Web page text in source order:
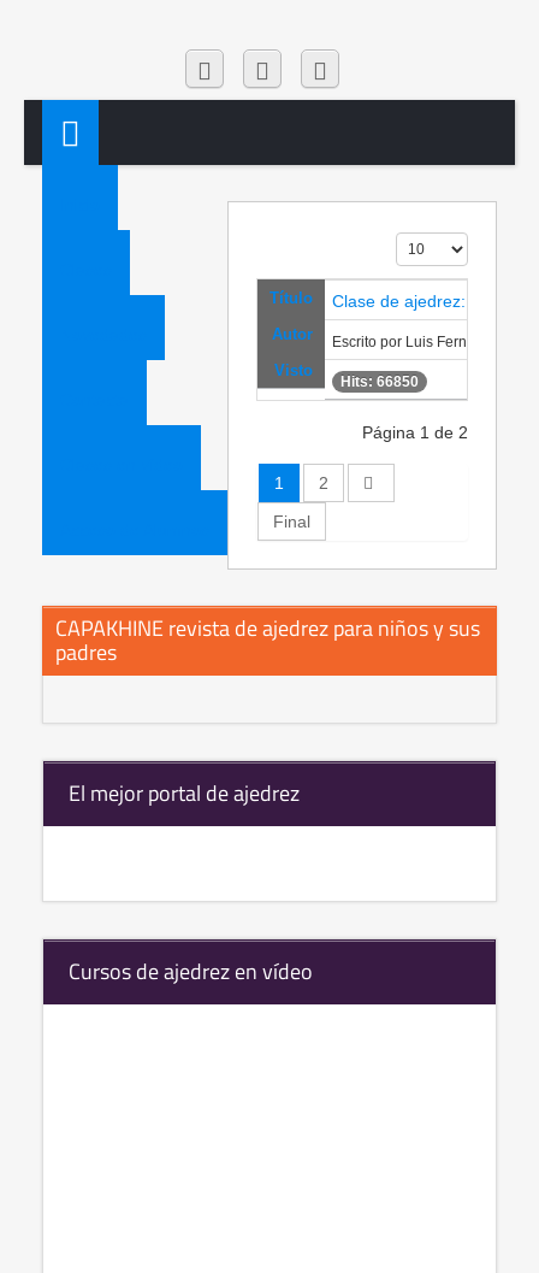
Cantidad a mostrar
Título
Autor
Visto
Clase de ajedrez: La
Escrito por Luis Fernández
Hits: 66850
Página 1 de 2
1
2
Final
CAPAKHINE revista de ajedrez para niños y sus
padres
El mejor portal de ajedrez
Cursos de ajedrez en vídeo